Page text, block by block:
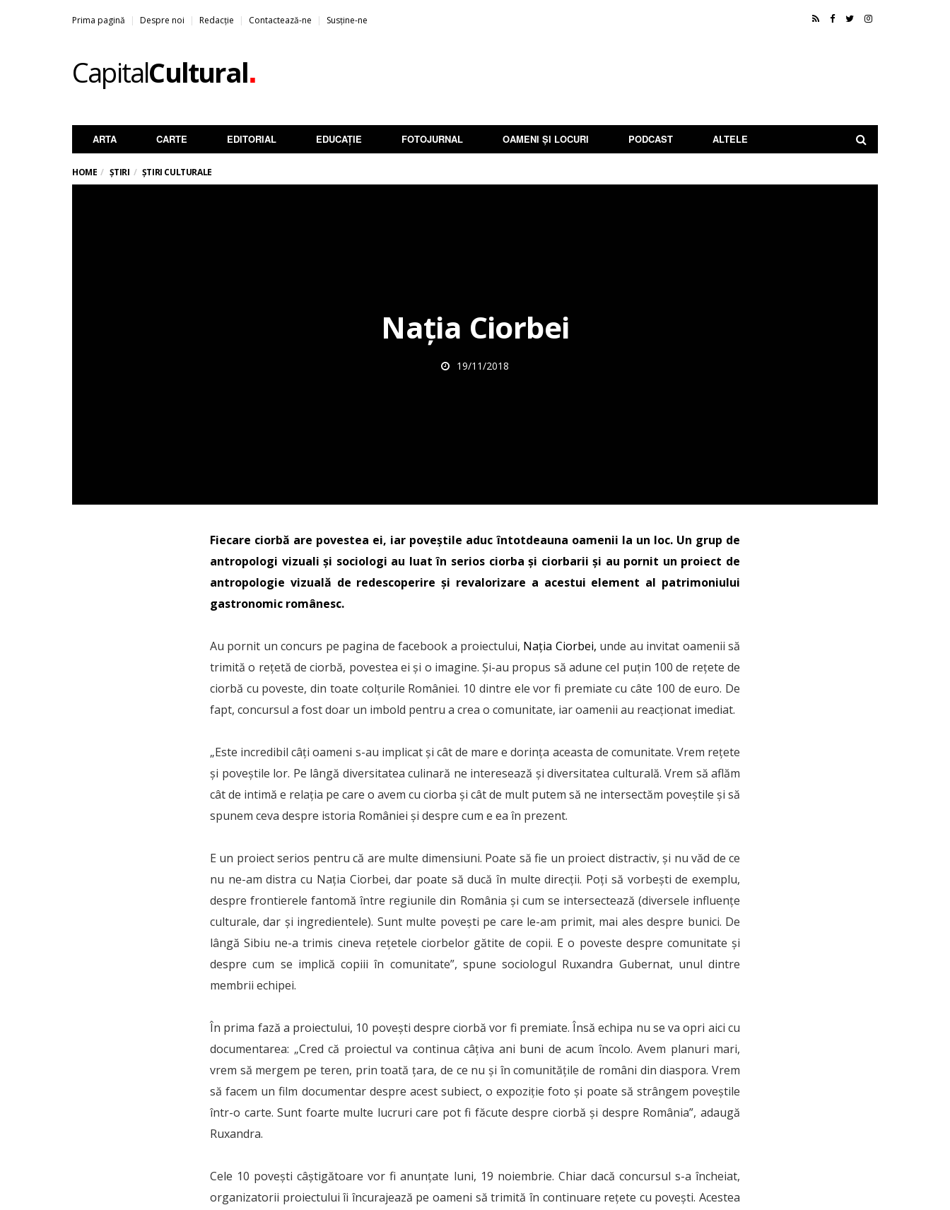
Prima pagină Despre noi Redacție Contactează-ne Susține-ne
CapitalCultural.
ARTA CARTE EDITORIAL EDUCAȚIE FOTOJURNAL OAMENI ȘI LOCURI PODCAST ALTELE
HOME ȘTIRI ȘTIRI CULTURALE
Nația Ciorbei
19/11/2018
Fiecare ciorbă are povestea ei, iar poveștile aduc întotdeauna oamenii la un loc. Un grup de
antropologi vizuali şi sociologi au luat în serios ciorba și ciorbarii și au pornit un proiect de
antropologie vizuală de redescoperire și revalorizare a acestui element al patrimoniului
gastronomic românesc.
Au pornit un concurs pe pagina de facebook a proiectului, Nația Ciorbei, unde au invitat oamenii să
trimită o rețetă de ciorbă, povestea ei și o imagine. Și-au propus să adune cel puțin 100 de rețete de
ciorbă cu poveste, din toate colțurile României. 10 dintre ele vor fi premiate cu câte 100 de euro. De
fapt, concursul a fost doar un imbold pentru a crea o comunitate, iar oamenii au reacționat imediat.
„Este incredibil câți oameni s-au implicat și cât de mare e dorința aceasta de comunitate. Vrem rețete
și poveștile lor. Pe lângă diversitatea culinară ne interesează și diversitatea culturală. Vrem să aflăm
cât de intimă e relația pe care o avem cu ciorba și cât de mult putem să ne intersectăm poveștile și să
spunem ceva despre istoria României și despre cum e ea în prezent.
E un proiect serios pentru că are multe dimensiuni. Poate să fie un proiect distractiv, și nu văd de ce
nu ne-am distra cu Nația Ciorbei, dar poate să ducă în multe direcții. Poți să vorbești de exemplu,
despre frontierele fantomă între regiunile din România și cum se intersectează (diversele influențe
culturale, dar și ingredientele). Sunt multe povești pe care le-am primit, mai ales despre bunici. De
lângă Sibiu ne-a trimis cineva rețetele ciorbelor gătite de copii. E o poveste despre comunitate și
despre cum se implică copiii în comunitate”, spune sociologul Ruxandra Gubernat, unul dintre
membrii echipei.
În prima fază a proiectului, 10 povești despre ciorbă vor fi premiate. Însă echipa nu se va opri aici cu
documentarea: „Cred că proiectul va continua câțiva ani buni de acum încolo. Avem planuri mari,
vrem să mergem pe teren, prin toată țara, de ce nu și în comunitățile de români din diaspora. Vrem
să facem un film documentar despre acest subiect, o expoziție foto și poate să strângem poveștile
într-o carte. Sunt foarte multe lucruri care pot fi făcute despre ciorbă și despre România”, adaugă
Ruxandra.
Cele 10 povești câștigătoare vor fi anunțate luni, 19 noiembrie. Chiar dacă concursul s-a încheiat,
organizatorii proiectului îi încurajează pe oameni să trimită în continuare rețete cu povești. Acestea